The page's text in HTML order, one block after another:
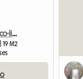
Quarto para alugar em co-living
19 M2